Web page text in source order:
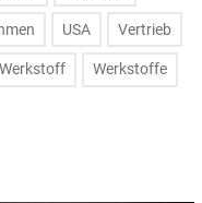
USA Vertrieb
Werkstoff Werkstoffe